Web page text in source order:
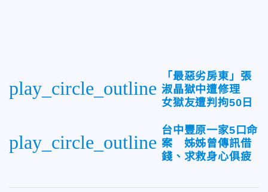
play_circle_outline
「最惡劣房東」張
淑晶獄中遭修理
女獄友遭判拘50日
play_circle_outline
台中豐原一家5口命
案 姊姊曾傳訊借
錢、求救身心俱疲